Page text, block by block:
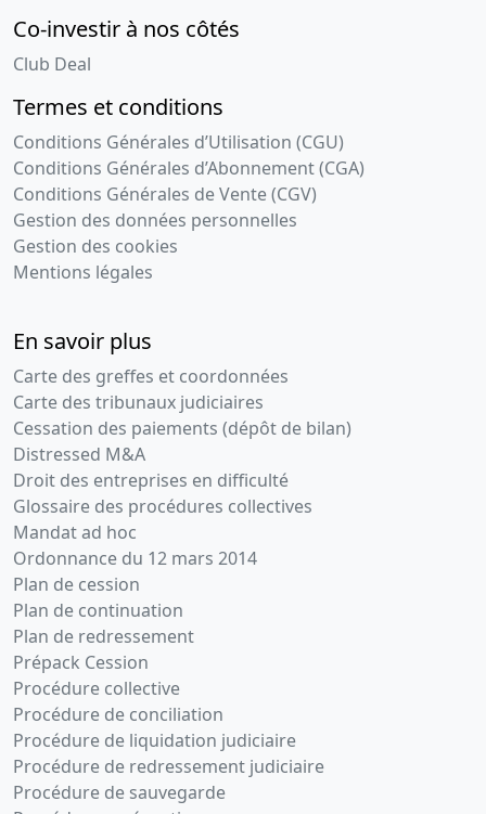
Co-investir à nos côtés
Club Deal
Termes et conditions
Conditions Générales d’Utilisation (CGU)
Conditions Générales d’Abonnement (CGA)
Conditions Générales de Vente (CGV)
Gestion des données personnelles
Gestion des cookies
Mentions légales
En savoir plus
Carte des greffes et coordonnées
Carte des tribunaux judiciaires
Cessation des paiements (dépôt de bilan)
Distressed M&A
Droit des entreprises en difficulté
Glossaire des procédures collectives
Mandat ad hoc
Ordonnance du 12 mars 2014
Plan de cession
Plan de continuation
Plan de redressement
Prépack Cession
Procédure collective
Procédure de conciliation
Procédure de liquidation judiciaire
Procédure de redressement judiciaire
Procédure de sauvegarde